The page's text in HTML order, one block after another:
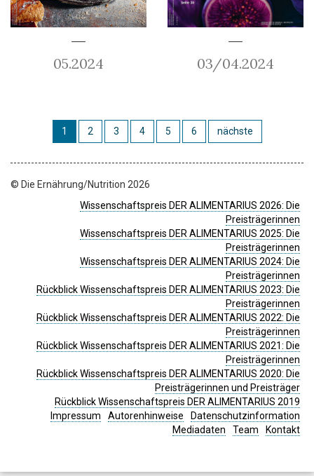
05.2024 03/04.2024
1 2 3 4 5 6 nächste
© Die Ernährung/Nutrition 2026
Wissenschaftspreis DER ALIMENTARIUS 2026: Die
Preisträgerinnen
Wissenschaftspreis DER ALIMENTARIUS 2025: Die
Preisträgerinnen
Wissenschaftspreis DER ALIMENTARIUS 2024: Die
Preisträgerinnen
Rückblick Wissenschaftspreis DER ALIMENTARIUS 2023: Die
Preisträgerinnen
Rückblick Wissenschaftspreis DER ALIMENTARIUS 2022: Die
Preisträgerinnen
Rückblick Wissenschaftspreis DER ALIMENTARIUS 2021: Die
Preisträgerinnen
Rückblick Wissenschaftspreis DER ALIMENTARIUS 2020: Die
Preisträgerinnen und Preisträger
Rückblick Wissenschaftspreis DER ALIMENTARIUS 2019
Impressum
Autorenhinweise
Datenschutzinformation
Mediadaten
Team Kontakt